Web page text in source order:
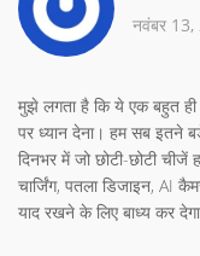
नवंबर
मुझे लगता है कि ये एक बहुत ही
पर ध्यान देना। हम सब इतने
दिनभर में जो छोटी-छोटी चीजें
चार्जिंग, पतला डिजाइन, AI
याद रखने के लिए बाध्य कर